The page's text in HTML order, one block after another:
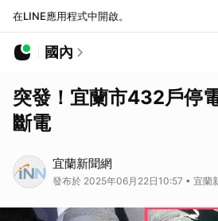
在LINE應用程式中開啟。
國內
突發！宜蘭市432戶停
斷電
宜蘭新聞網
發布於 2025年06月22日10:57 • 宜蘭